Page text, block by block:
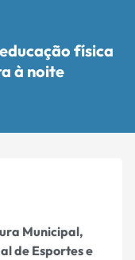
física
à noite
Municipal,
de Esportes e